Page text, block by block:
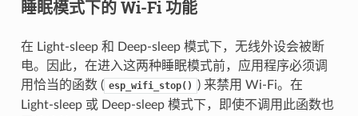
睡眠模式下的 Wi-Fi 功能
在 Light-sleep 和 Deep-sleep 模式下，无线外设会被断
电。因此，在进入这两种睡眠模式前，应用程序必须调
用恰当的函数 ( esp_wifi_stop()
) 来禁用 Wi-Fi。在
Light-sleep 或 Deep-sleep 模式下，即使不调用此函数也